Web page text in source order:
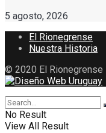
5 agosto, 2026
El Rionegrense
Nuestra Historia
© 2020 El Rionegrense
No Result
View All Result